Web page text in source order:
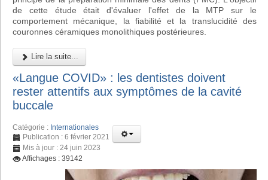
de cette étude était d'évaluer l'effet de la MTP sur le
comportement mécanique, la fiabilité et la translucidité des
couronnes céramiques monolithiques postérieures.
Lire la suite...
«Langue COVID» : les dentistes doivent
rester attentifs aux symptômes de la cavité
buccale
Catégorie : Internationales
Publication : 6 février 2021
Mis à jour : 24 juin 2023
Affichages : 39142